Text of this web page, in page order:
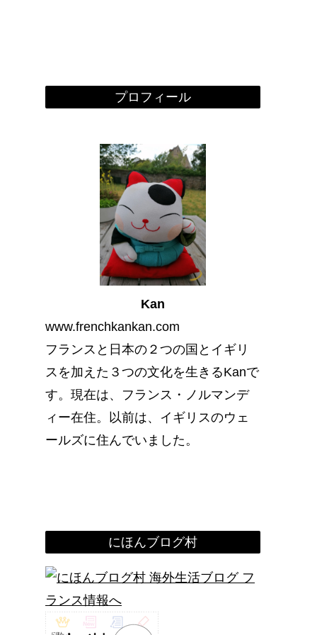
プロフィール
Kan
www.frenchkankan.com
フランスと日本の２つの国とイギリ
スを加えた３つの文化を生きるKanで
す。現在は、フランス・ノルマンデ
ィー在住。以前は、イギリスのウェ
ールズに住んでいました。
にほんブログ村